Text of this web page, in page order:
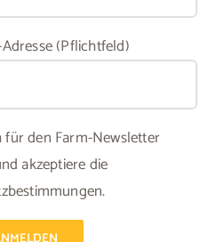
(Pflichtfeld)
den Farm-Newsletter
akzeptiere die